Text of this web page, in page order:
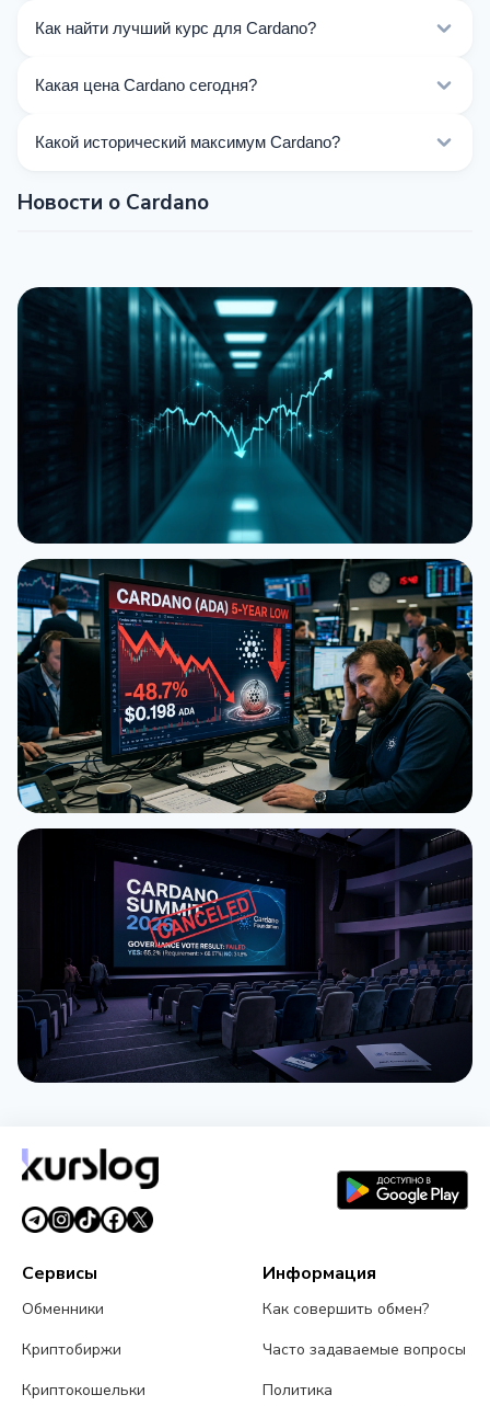
операции с Cardano.
Как найти лучший курс для Cardano?
обменников на этой странице. Курсы обновляются в
Какая цена Cardano сегодня?
составляет $0.20. За последние 24 часа цена
Какой исторический максимум Cardano?
Новости о Cardano
НОВОСТЬ
Cardano передает разработку внешним
командам
19 июля 2026 г.3 мин
ADA упал ниже $0.20: Хоскинсон предупредил о
волне банкротств в Cardano
4 июня 2026 г.4 мин
Cardano Foundation отменила Cardano Summit
2026 после провала голосования
1 июня 2026 г. 3 мин
Сервисы
Обменники
Криптобиржи
Криптокошельки
Информация
Как совершить обмен?
Часто задаваемые вопросы
Политика